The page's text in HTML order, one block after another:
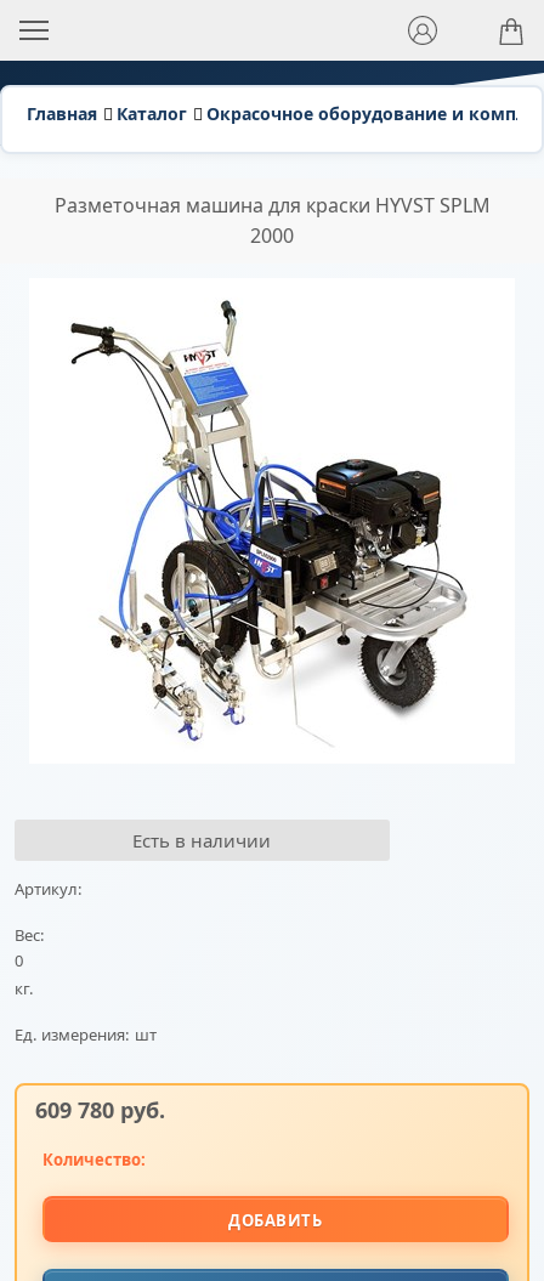
Главная Каталог Окрасочное оборудование и
Разметочная машина для краски HYVST SPLM
2000
Есть в наличии
Артикул:
Вес:
0
кг.
Ед. измерения: шт
609 780 руб.
Количество:
ДОБАВИТЬ